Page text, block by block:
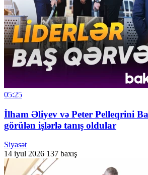
05:25
İlham Əliyev və Peter Pelleqrini
görülən işlərlə tanış oldular
Siyasət
14 iyul 2026 137 baxış